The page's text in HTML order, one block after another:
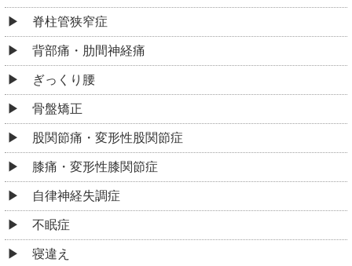
脊柱管狭窄症
背部痛・肋間神経痛
ぎっくり腰
骨盤矯正
股関節痛・変形性股関節症
膝痛・変形性膝関節症
自律神経失調症
不眠症
寝違え